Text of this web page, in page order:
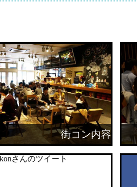
街コン内容
さんのツイート